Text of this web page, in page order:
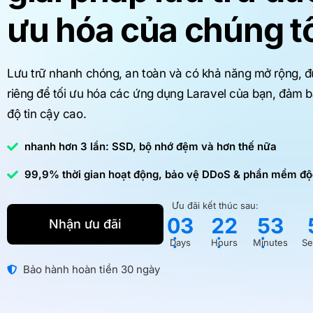
Email Hosting
cụ Business Email dựa trên nền tảng
đám mây.
Cập nhật
Cùng nhau làm việc, chia sẻ và bảo mật
mọi tài liệu cũng như hình ảnh của bạn.
Hosting
Hosting
Hosting
Hosting
Quản lý DNS và Hỗ trợ 24/7
Bảo vệ Thương hiệu
Với tư cách là nhà đăng ký được ICANN chứng nhận,
chúng tôi bảo vệ danh tính kỹ thuật số của bạn thông
qua quản lý tên miền an toàn, đảm bảo thương hiệu
của bạn luôn được bảo vệ.
nặng.
Hợp tác thông minh hơn với các công cụ Business
Email trên nền tảng đám mây.
Mail …
ưu hóa của chúng
Lưu trữ nhanh chóng, an toàn và có khả năng mở rộng,
riêng để tối ưu hóa các ứng dụng Laravel của bạn, đảm
độ tin cậy cao.
nhanh hơn 3 lần: SSD, bộ nhớ đệm và hơn thế nữa
99,9% thời gian hoạt động, bảo vệ DDoS & phần mềm
Nhận ưu đãi
Ưu đãi kết thúc sau:
03
Days
:
22
Hours
:
53
Minutes
:
Bảo hành hoàn tiền 30 ngày